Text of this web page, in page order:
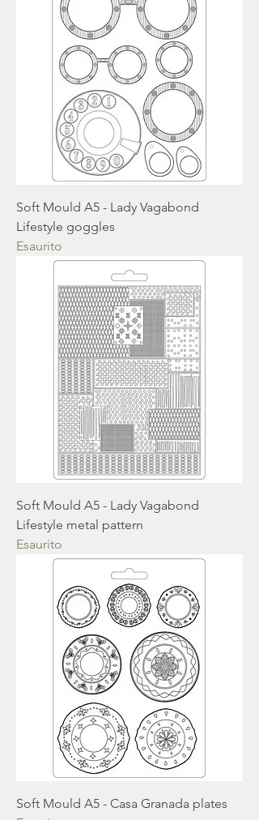
Soft Mould A5 - Lady Vagabond
Lifestyle goggles
Esaurito
Soft Mould A5 - Lady Vagabond
Lifestyle metal pattern
Esaurito
Soft Mould A5 - Casa Granada plates